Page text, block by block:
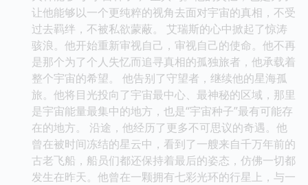
让他能够以一个更纯粹的视角去面对宇宙的真相，不受
过去羁绊，不被私欲蒙蔽。 艾瑞斯的心中掀起了惊涛
骇浪。他开始重新审视自己，审视自己的使命。他不再
是那个为了个人失忆而追寻真相的孤独旅者，他承载着
整个宇宙的希望。 他告别了守望者，继续他的星海孤
旅。他将目光投向了宇宙最中心、最神秘的区域，那里
是宇宙能量最集中的地方，也是“宇宙种子”最有可能存
在的地方。 沿途，他经历了更多不可思议的奇遇。他
曾在被时间冻结的星云中，看到了一艘来自千万年前的
古老飞船，船员们都还保持着最后的姿态，仿佛一切都
发生在昨天。他曾在一颗拥有七彩光环的行星上，与一